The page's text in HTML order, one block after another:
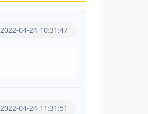
2022-04-24 10:31:47
2022-04-24 11:31:51